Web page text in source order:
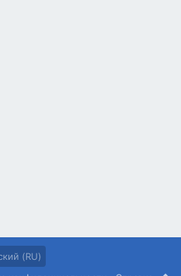
(RU)